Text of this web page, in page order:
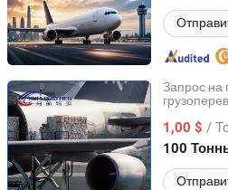
Запрос на
Фуцзяня,
FOB/CIF/
1,00 $ /
100
Koi Logistics
Guangdong, China